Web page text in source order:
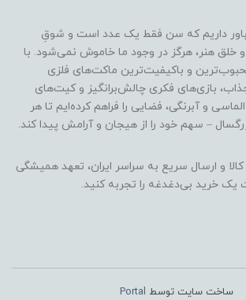
داریم که سن فقط یک عدد است و شوقِ
هنر، هرگز در وجود ما خاموش نمی‌شود. با
و باکیفیت‌ترین ماکت‌های فلزی
بازی‌های فکری چالش‌برانگیز و کیت‌های
و آبرنگی، فضایی را فراهم کرده‌ایم تا هر
– سهم خود را از هیجان و آرامش پیدا کند.
و ارسال سریع به سراسر ایران، تعهد همیشگی
خرید بی‌دغدغه را تجربه کنید.
ساخت سایت توسط Portal